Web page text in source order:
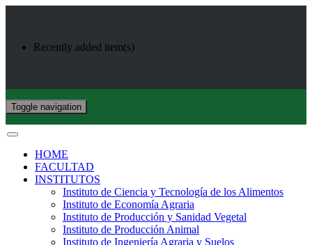
Recently added item(s)
Toggle navigation
HOME
FACULTAD
INSTITUTOS
Instituto de Ciencia y Tecnología de los Alimentos
Instituto de Economía Agraria
Instituto de Producción y Sanidad Vegetal
Instituto de Producción Animal
Instituto de Ingeniería Agraria y Suelos